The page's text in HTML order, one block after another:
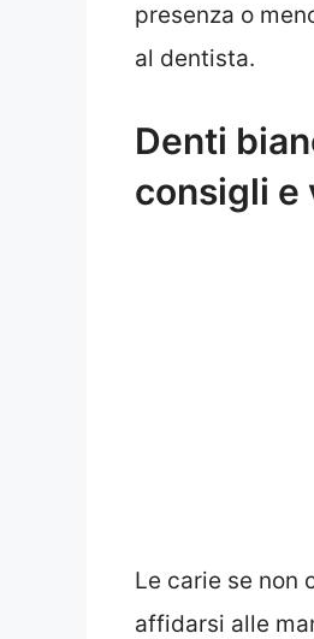
presenza o
al dentista.
Denti
consigli e
Le carie se non
affidarsi alle